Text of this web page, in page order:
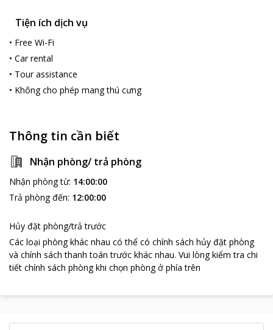
và đảo Cù Lao Chàm ở phía xa Hội An...
Tiện ích dịch vụ
• Free Wi-Fi
• Car rental
• Tour assistance
• Không cho phép mang thú cưng
Thông tin cần biết
Nhận phòng/ trả phòng
Nhận phòng từ: 14:00:00
Trả phòng đến: 12:00:00
Hủy đặt phòng/trả trước
Các loại phòng khác nhau có thể có chính sách hủy đặt phòng
và chính sách thanh toán trước khác nhau. Vui lòng kiểm tra chi
tiết chính sách phòng khi chọn phòng ở phía trên